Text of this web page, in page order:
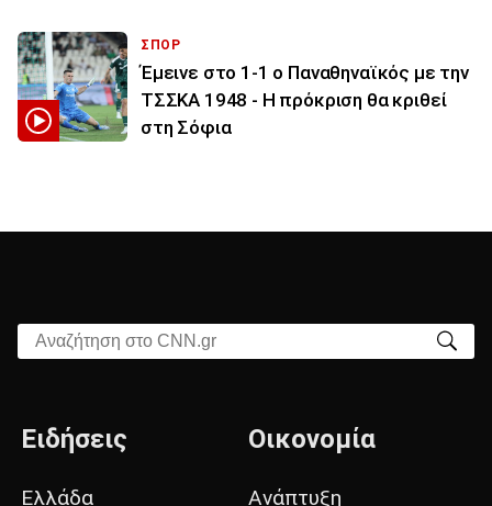
ΣΠΟΡ
Έμεινε στο 1-1 ο Παναθηναϊκός με την
ΤΣΣΚΑ 1948 - Η πρόκριση θα κριθεί
στη Σόφια
Αναζήτηση στο CNN.gr
Ειδήσεις
Ελλάδα
Οικονομία
Ανάπτυξη